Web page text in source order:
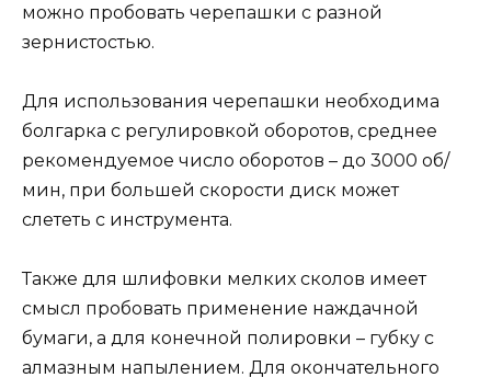
можно пробовать черепашки с разной
зернистостью.
Для использования черепашки необходима
болгарка с регулировкой оборотов, среднее
рекомендуемое число оборотов – до 3000 об/
мин, при большей скорости диск может
слететь с инструмента.
Также для шлифовки мелких сколов имеет
смысл пробовать применение наждачной
бумаги, а для конечной полировки – губку с
алмазным напылением. Для окончательного